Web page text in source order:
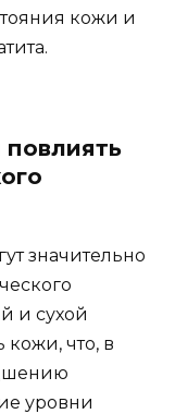
кожи и
повлиять
значительно
и сухой
кожи, что, в
уровни